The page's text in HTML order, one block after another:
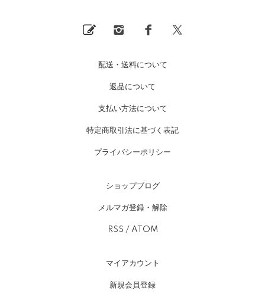
配送・送料について
返品について
支払い方法について
特定商取引法に基づく表記
プライバシーポリシー
ショップブログ
メルマガ登録・解除
RSS / ATOM
マイアカウント
新規会員登録